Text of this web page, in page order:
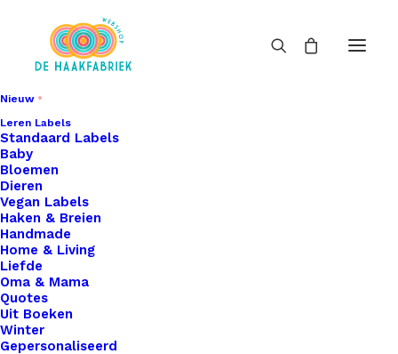
Nieuw
Leren Labels
Standaard Labels
Baby
Bloemen
Dieren
Vegan Labels
Haken & Breien
Handmade
Home & Living
Liefde
Oma & Mama
Quotes
Uit Boeken
Winter
Gepersonaliseerd